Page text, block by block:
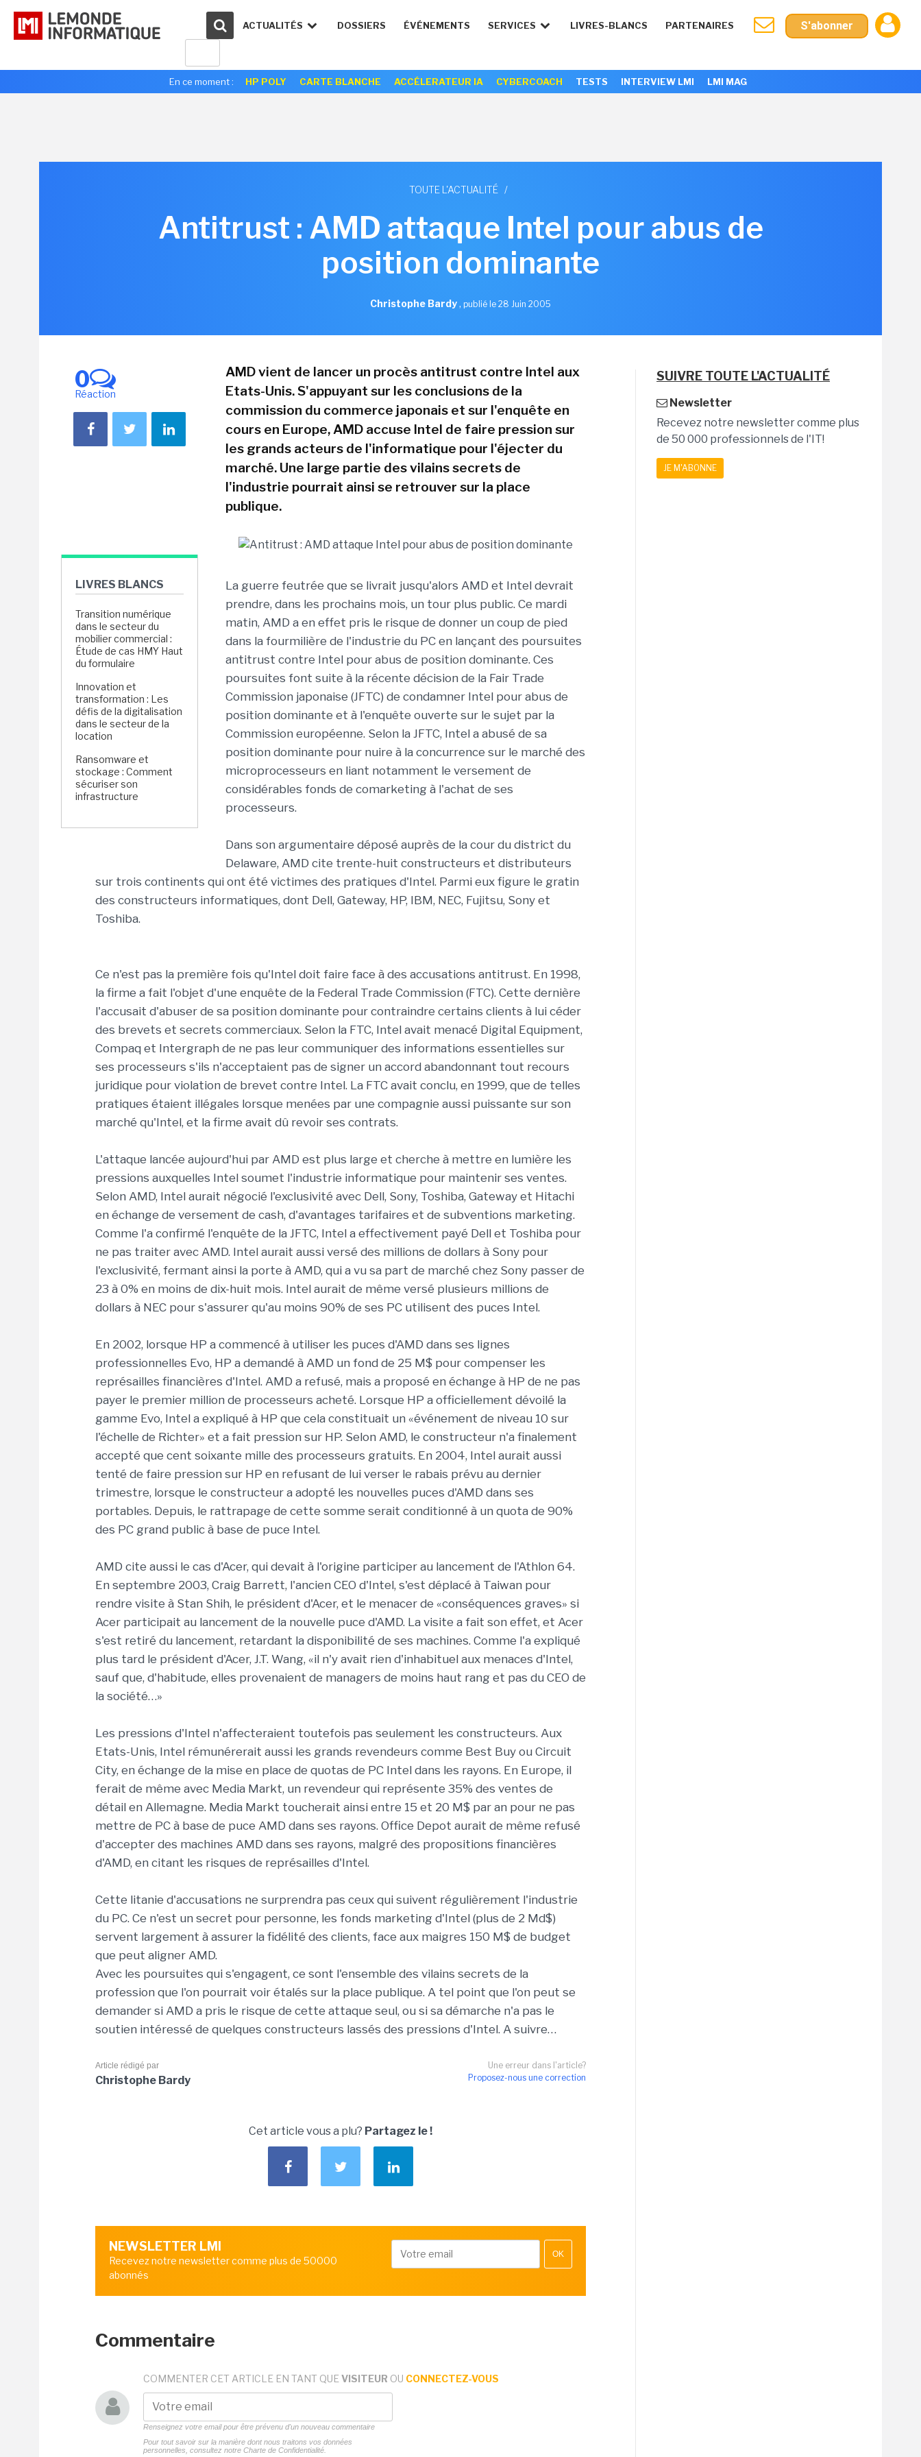
ACTUALITÉS DOSSIERS ÉVÉNEMENTS SERVICES LIVRES-BLANCS PARTENAIRES S'abonner
En ce moment : HP POLY CARTE BLANCHE ACCÉLERATEUR IA CYBERCOACH TESTS INTERVIEW LMI LMI MAG
TOUTE L'ACTUALITÉ /
Antitrust : AMD attaque Intel pour abus de
position dominante
Christophe Bardy, publié le 28 Juin 2005
0
Réaction
LIVRES BLANCS
Transition numérique
dans le secteur du
mobilier commercial :
Étude de cas HMY Haut
du formulaire
Innovation et
transformation : Les
défis de la digitalisation
dans le secteur de la
location
Ransomware et
stockage : Comment
sécuriser son
infrastructure
AMD vient de lancer un procès antitrust contre Intel aux
Etats-Unis. S'appuyant sur les conclusions de la
commission du commerce japonais et sur l'enquête en
cours en Europe, AMD accuse Intel de faire pression sur
les grands acteurs de l'informatique pour l'éjecter du
marché. Une large partie des vilains secrets de
l'industrie pourrait ainsi se retrouver sur la place
publique.
La guerre feutrée que se livrait jusqu'alors AMD et Intel devrait
prendre, dans les prochains mois, un tour plus public. Ce mardi
matin, AMD a en effet pris le risque de donner un coup de pied
dans la fourmilière de l'industrie du PC en lançant des poursuites
antitrust contre Intel pour abus de position dominante. Ces
poursuites font suite à la récente décision de la Fair Trade
Commission japonaise (JFTC) de condamner Intel pour abus de
position dominante et à l'enquête ouverte sur le sujet par la
Commission européenne. Selon la JFTC, Intel a abusé de sa
position dominante pour nuire à la concurrence sur le marché des
microprocesseurs en liant notamment le versement de
considérables fonds de comarketing à l'achat de ses
processeurs.
Dans son argumentaire déposé auprès de la cour du district du
Delaware, AMD cite trente-huit constructeurs et distributeurs
sur trois continents qui ont été victimes des pratiques d'Intel. Parmi eux figure le gratin
des constructeurs informatiques, dont Dell, Gateway, HP, IBM, NEC, Fujitsu, Sony et
Toshiba.
Ce n'est pas la première fois qu'Intel doit faire face à des accusations antitrust. En 1998,
la firme a fait l'objet d'une enquête de la Federal Trade Commission (FTC). Cette dernière
l'accusait d'abuser de sa position dominante pour contraindre certains clients à lui céder
des brevets et secrets commerciaux. Selon la FTC, Intel avait menacé Digital Equipment,
Compaq et Intergraph de ne pas leur communiquer des informations essentielles sur
ses processeurs s'ils n'acceptaient pas de signer un accord abandonnant tout recours
juridique pour violation de brevet contre Intel. La FTC avait conclu, en 1999, que de telles
pratiques étaient illégales lorsque menées par une compagnie aussi puissante sur son
marché qu'Intel, et la firme avait dû revoir ses contrats.
L'attaque lancée aujourd'hui par AMD est plus large et cherche à mettre en lumière les
pressions auxquelles Intel soumet l'industrie informatique pour maintenir ses ventes.
Selon AMD, Intel aurait négocié l'exclusivité avec Dell, Sony, Toshiba, Gateway et Hitachi
en échange de versement de cash, d'avantages tarifaires et de subventions marketing.
Comme l'a confirmé l'enquête de la JFTC, Intel a effectivement payé Dell et Toshiba pour
ne pas traiter avec AMD. Intel aurait aussi versé des millions de dollars à Sony pour
l'exclusivité, fermant ainsi la porte à AMD, qui a vu sa part de marché chez Sony passer de
23 à 0% en moins de dix-huit mois. Intel aurait de même versé plusieurs millions de
dollars à NEC pour s'assurer qu'au moins 90% de ses PC utilisent des puces Intel.
En 2002, lorsque HP a commencé à utiliser les puces d'AMD dans ses lignes
professionnelles Evo, HP a demandé à AMD un fond de 25 M$ pour compenser les
représailles financières d'Intel. AMD a refusé, mais a proposé en échange à HP de ne pas
payer le premier million de processeurs acheté. Lorsque HP a officiellement dévoilé la
gamme Evo, Intel a expliqué à HP que cela constituait un «événement de niveau 10 sur
l'échelle de Richter» et a fait pression sur HP. Selon AMD, le constructeur n'a finalement
accepté que cent soixante mille des processeurs gratuits. En 2004, Intel aurait aussi
tenté de faire pression sur HP en refusant de lui verser le rabais prévu au dernier
trimestre, lorsque le constructeur a adopté les nouvelles puces d'AMD dans ses
portables. Depuis, le rattrapage de cette somme serait conditionné à un quota de 90%
des PC grand public à base de puce Intel.
AMD cite aussi le cas d'Acer, qui devait à l'origine participer au lancement de l'Athlon 64.
En septembre 2003, Craig Barrett, l'ancien CEO d'Intel, s'est déplacé à Taiwan pour
rendre visite à Stan Shih, le président d'Acer, et le menacer de «conséquences graves» si
Acer participait au lancement de la nouvelle puce d'AMD. La visite a fait son effet, et Acer
s'est retiré du lancement, retardant la disponibilité de ses machines. Comme l'a expliqué
plus tard le président d'Acer, J.T. Wang, «il n'y avait rien d'inhabituel aux menaces d'Intel,
sauf que, d'habitude, elles provenaient de managers de moins haut rang et pas du CEO de
la société…»
Les pressions d'Intel n'affecteraient toutefois pas seulement les constructeurs. Aux
Etats-Unis, Intel rémunérerait aussi les grands revendeurs comme Best Buy ou Circuit
City, en échange de la mise en place de quotas de PC Intel dans les rayons. En Europe, il
ferait de même avec Media Markt, un revendeur qui représente 35% des ventes de
détail en Allemagne. Media Markt toucherait ainsi entre 15 et 20 M$ par an pour ne pas
mettre de PC à base de puce AMD dans ses rayons. Office Depot aurait de même refusé
d'accepter des machines AMD dans ses rayons, malgré des propositions financières
d'AMD, en citant les risques de représailles d'Intel.
Cette litanie d'accusations ne surprendra pas ceux qui suivent régulièrement l'industrie
du PC. Ce n'est un secret pour personne, les fonds marketing d'Intel (plus de 2 Md$)
servent largement à assurer la fidélité des clients, face aux maigres 150 M$ de budget
que peut aligner AMD.
Avec les poursuites qui s'engagent, ce sont l'ensemble des vilains secrets de la
profession que l'on pourrait voir étalés sur la place publique. A tel point que l'on peut se
demander si AMD a pris le risque de cette attaque seul, ou si sa démarche n'a pas le
soutien intéressé de quelques constructeurs lassés des pressions d'Intel. A suivre…
Une erreur dans l'article?
Proposez-nous une correction
Article rédigé par
Christophe Bardy
Cet article vous a plu? Partagez le !
NEWSLETTER LMI
Recevez notre newsletter comme plus de 50000
abonnés
OK
Commentaire
COMMENTER CET ARTICLE EN TANT QUE VISITEUR OU CONNECTEZ-VOUS
Renseignez votre email pour être prévenu d'un nouveau commentaire
Pour tout savoir sur la manière dont nous traitons vos données
personnelles, consultez notre Charte de Confidentialité.
SUIVRE TOUTE L'ACTUALITÉ
Newsletter
Recevez notre newsletter comme plus
de 50 000 professionnels de l'IT!
JE M'ABONNE